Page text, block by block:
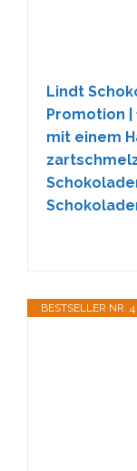
Lindt
Promotion |
mit einem
BESTSELLER NR. 4